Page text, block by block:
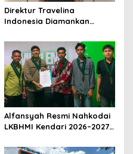
Direktur Travelina
Indonesia Diamankan
Penelantaran Jemaah
Umrah Masuk Babak Baru
Alfansyah Resmi Nahkodai
LKBHMI Kendari 2026–2027,
Hukum